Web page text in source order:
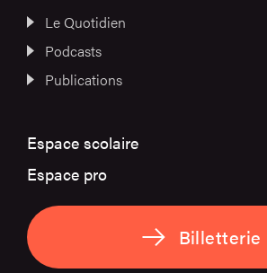
Le Quotidien
Podcasts
Publications
Espace scolaire
Espace pro
Billetterie